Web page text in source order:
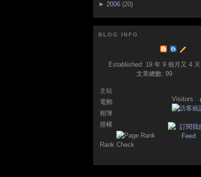
► 2006 (20)
BLOG INFO
Established: 19 年 9 個月又 4 天
文章總數: 99
主站
Visitors
電郵
相簿
授權
Rank